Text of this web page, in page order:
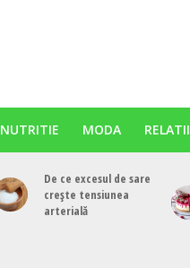
NUTRITIE MODA RELATII
De ce excesul de sare
crește tensiunea
arterială